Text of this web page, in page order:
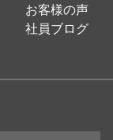
お客様の声
社員ブログ